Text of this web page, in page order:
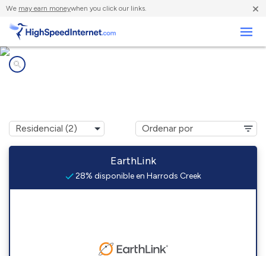
We may earn moneywhen you click our links. ×
EarthLink
28% disponible en Harrods Creek